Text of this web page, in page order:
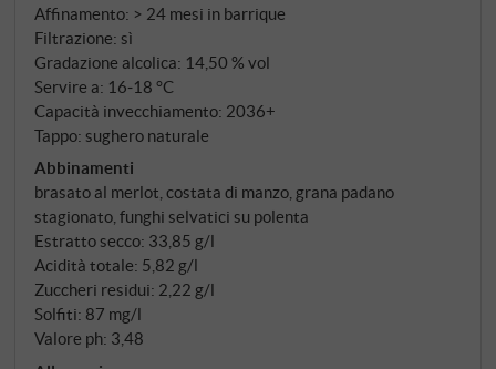
primavera fresca e instabile, il 2021 ha portato in
Veneto un'estate di grande eleganza – caldo
moderato, buone escursioni termiche, uve sane. La
vendemmia manuale ha dato frutti aromaticamente
chiari e strutturati. 40 giorni di fermentazione in
cemento con lieviti indigeni, almeno 24 mesi in
barrique francesi nuove, un anno in bottiglia.
Affinamento: > 24 mesi in barrique
Filtrazione: sì
Gradazione alcolica: 14,50 % vol
Servire a: 16‑18 °C
Capacità invecchiamento: 2036+
Tappo: sughero naturale
Abbinamenti
brasato al merlot, costata di manzo, grana padano
stagionato, funghi selvatici su polenta
Estratto secco: 33,85 g/l
Acidità totale: 5,82 g/l
Zuccheri residui: 2,22 g/l
Solfiti: 87 mg/l
Valore ph: 3,48